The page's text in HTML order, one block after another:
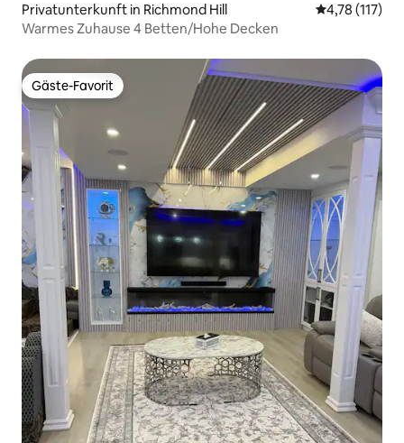
Privatunterkunft in Richmond Hill
4,78 (117)
Warmes Zuhause 4 Betten/Hohe Decken
Gäste-Favorit
Gäste-Favorit